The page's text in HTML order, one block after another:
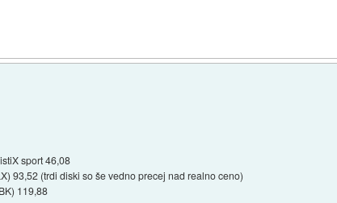
sport 46,08
93,52 (trdi diski so še vedno precej nad realno ceno)
119,88